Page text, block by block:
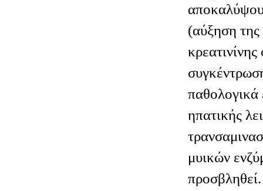
(αύξηση της
παθολογικά
ηπατικής
μυικών
προσβληθεί.